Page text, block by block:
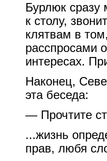
Бурлюк сразу
к столу,
клятвам в
расспросами
интересах.
Наконец,
эта беседа:
— Прочтите
...жизнь
прав, любя